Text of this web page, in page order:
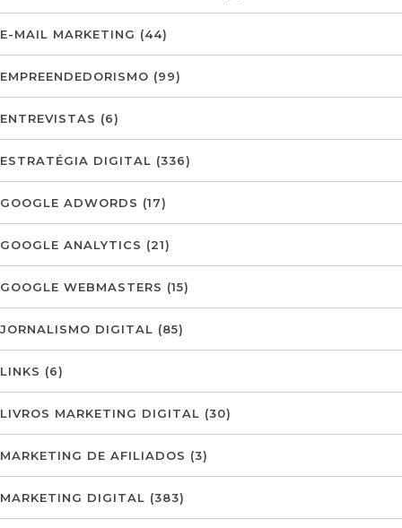
E-MAIL MARKETING (44)
EMPREENDEDORISMO (99)
ENTREVISTAS (6)
ESTRATÉGIA DIGITAL (336)
GOOGLE ADWORDS (17)
GOOGLE ANALYTICS (21)
GOOGLE WEBMASTERS (15)
JORNALISMO DIGITAL (85)
LINKS (6)
LIVROS MARKETING DIGITAL (30)
MARKETING DE AFILIADOS (3)
MARKETING DIGITAL (383)